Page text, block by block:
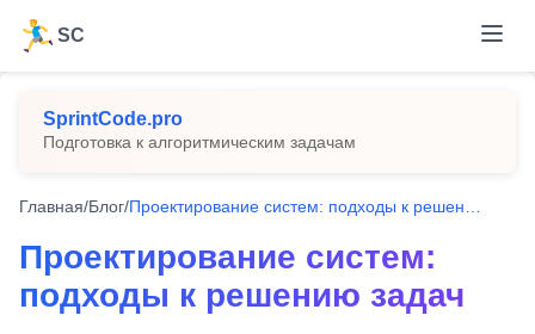
SC
SprintCode.pro
Подготовка к алгоритмическим задачам
Главная/Блог/
Проектирование систем:
подходы к решению задач